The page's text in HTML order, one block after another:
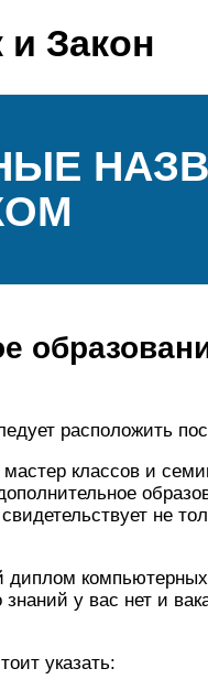
и Закон
расположить
классов и
не
компьютерных
у вас нет и
указать: